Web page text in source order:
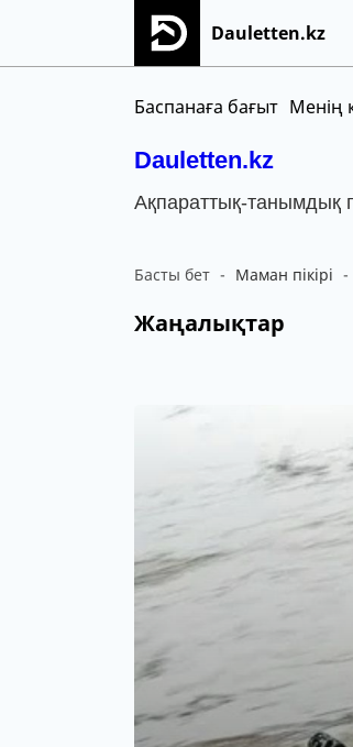
Dauletten.kz
Баспанаға бағыт Менің
Dauletten.kz
Ақпараттық-танымдық
Сіздің өтінішіңіз
Басты бет Маман пікірі
Жаңалықтар